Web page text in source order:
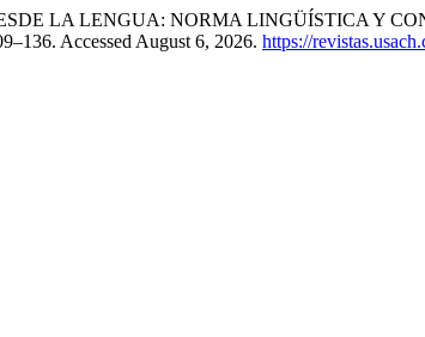
LA LENGUA: NORMA LINGÜÍSTICA Y
Accessed August 6, 2026. https://